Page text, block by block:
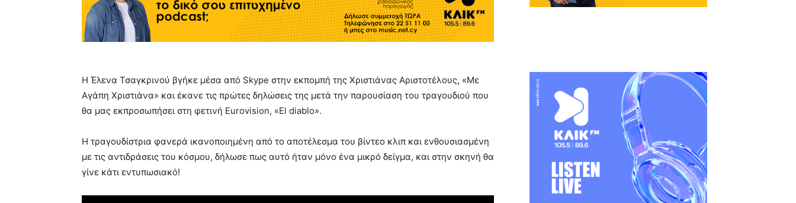
Η Έλενα Τσαγκρινού βγήκε μέσα από Skype στην εκπομπή της Χριστιάνας Αριστοτέλους, «Με
Αγάπη Χριστιάνα» και έκανε τις πρώτες δηλώσεις της μετά την παρουσίαση του τραγουδιού που
θα μας εκπροσωπήσει στη φετινή Eurovision, «El diablo».
Η τραγουδίστρια φανερά ικανοποιημένη από το αποτέλεσμα του βίντεο κλιπ και ενθουσιασμένη
με τις αντιδράσεις του κόσμου, δήλωσε πως αυτό ήταν μόνο ένα μικρό δείγμα, και στην σκηνή θα
γίνε κάτι εντυπωσιακό!